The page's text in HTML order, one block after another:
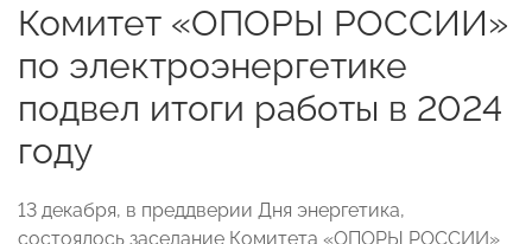
Комитет «ОПОРЫ РОССИИ»
по электроэнергетике
подвел итоги работы в 2024
году
13 декабря, в преддверии Дня энергетика,
состоялось заседание Комитета «ОПОРЫ РОССИИ»